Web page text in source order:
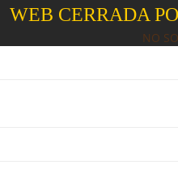
WEB CERRADA
NO